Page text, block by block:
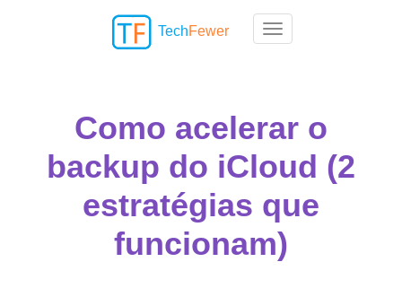
Toggle navigation
TechFewer
Como acelerar o
backup do iCloud (2
estratégias que
funcionam)